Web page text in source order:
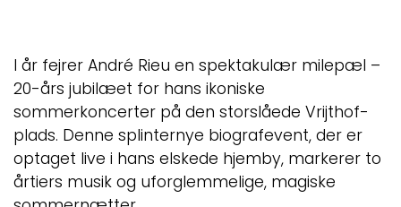
I år fejrer André Rieu en spektakulær milepæl –
20-års jubilæet for hans ikoniske
sommerkoncerter på den storslåede Vrijthof-
plads. Denne splinternye biografevent, der er
optaget live i hans elskede hjemby, markerer to
årtiers musik og uforglemmelige, magiske